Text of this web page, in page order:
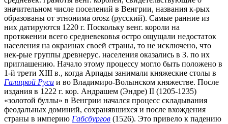
значительном числе поселений в Венгрии, названия к-рых
образованы от этнонима orosz (русский). Самые ранние из
них датируются 1220 г. Поскольку венг. короли на
протяжении всего средневековья остро ощущали недостаток
населения на окраинах своей страны, то не исключено, что
нек-рые группы древнерус. населения оказались в З. по их
приглашению. Начало этому процессу могло быть положено в
1-й трети ХIII в., когда Арпады занимали княжеские столы в
Галицкой Руси и во Владимиро-Волынском княжестве. После
издания в 1222 г. кор. Андрашем (Эндре) II (1205-1235)
«золотой буллы» в Венгрии начался процесс складывания
феодальных доминий, сохранявшихся и после вхождения
страны в империю Габсбургов (1526). Это привело к падению